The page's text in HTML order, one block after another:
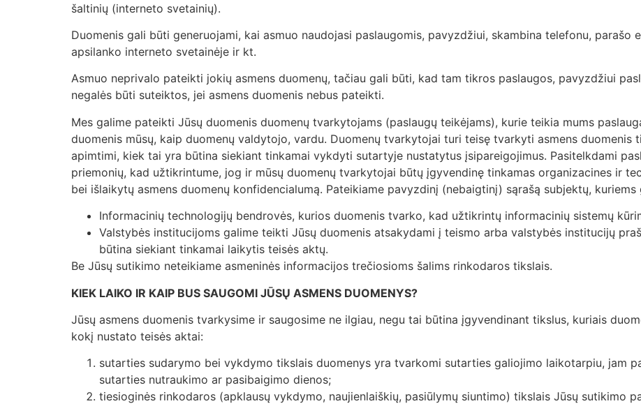
šaltinių (interneto svetainių).
Duomenis gali būti generuojami, kai asmuo naudojasi paslaugomis, pavyzdžiui, skambina telefonu, parašo
apsilanko interneto svetainėje ir kt.
Asmuo neprivalo pateikti jokių asmens duomenų, tačiau gali būti, kad tam tikros paslaugos, pavyzdžiui
negalės būti suteiktos, jei asmens duomenis nebus pateikti.
Mes galime pateikti Jūsų duomenis duomenų tvarkytojams (paslaugų teikėjams), kurie teikia mums
duomenis mūsų, kaip duomenų valdytojo, vardu. Duomenų tvarkytojai turi teisę tvarkyti asmens duomenis
apimtimi, kiek tai yra būtina siekiant tinkamai vykdyti sutartyje nustatytus įsipareigojimus. Pasitelkdami
priemonių, kad užtikrintume, jog ir mūsų duomenų tvarkytojai būtų įgyvendinę tinkamas organizacines ir
bei išlaikytų asmens duomenų konfidencialumą. Pateikiame pavyzdinį (nebaigtinį) sąrašą subjektų,
Informacinių technologijų bendrovės, kurios duomenis tvarko, kad užtikrintų informacinių sistemų
Valstybės institucijoms galime teikti Jūsų duomenis atsakydami į teismo arba valstybės institucijų
būtina siekiant tinkamai laikytis teisės aktų.
Be Jūsų sutikimo neteikiame asmeninės informacijos trečiosioms šalims rinkodaros tikslais.
KIEK LAIKO IR KAIP BUS SAUGOMI JŪSŲ ASMENS DUOMENYS?
Jūsų asmens duomenis tvarkysime ir saugosime ne ilgiau, negu tai būtina įgyvendinant tikslus, kuriais
kokį nustato teisės aktai:
sutarties sudarymo bei vykdymo tikslais duomenys yra tvarkomi sutarties galiojimo laikotarpiu, jam
sutarties nutraukimo ar pasibaigimo dienos;
tiesioginės rinkodaros (apklausų vykdymo, naujienlaiškių, pasiūlymų siuntimo) tikslais Jūsų sutikimo